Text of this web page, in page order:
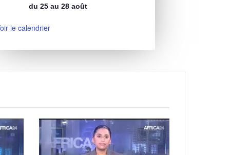
du 25 au 28 août
le calendrier